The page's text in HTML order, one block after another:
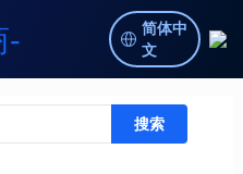
简体中
文